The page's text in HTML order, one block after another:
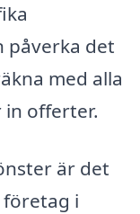
påverka det
med alla
in offerter.
är det
i